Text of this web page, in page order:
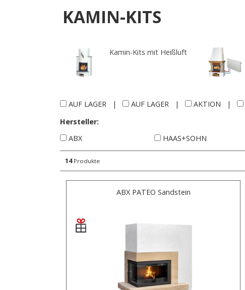
KAMIN-KITS
Kamin-Kits mit Heißluft
AUF LAGER | AUF LAGER | AKTION |
Hersteller:
ABX
HAAS+SOHN
14 Produkte
ABX PATEO Sandstein